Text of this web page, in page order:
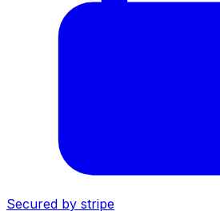
Secured by stripe